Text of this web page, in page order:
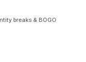
breaks & BOGO